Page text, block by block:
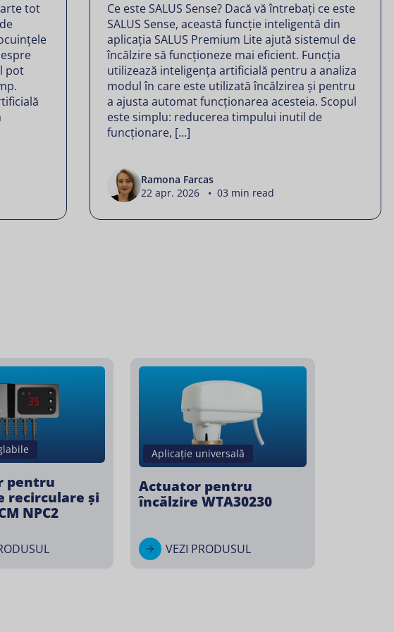
tot
pot
Ce este SALUS Sense? Dacă vă întrebați ce este
SALUS Sense, această funcție inteligentă din
aplicația SALUS Premium Lite ajută sistemul de
încălzire să funcționeze mai eficient. Funcția
utilizează inteligența artificială pentru a analiza
modul în care este utilizată încălzirea și pentru
a ajusta automat funcționarea acesteia. Scopul
este simplu: reducerea timpului inutil de
funcționare, […]
Ramona Farcas
22 apr. 2026 • 03 min read
pentru
recirculare și
NPC2
Aplicație universală
Actuator pentru
încălzire WTA30230
VEZI PRODUSUL